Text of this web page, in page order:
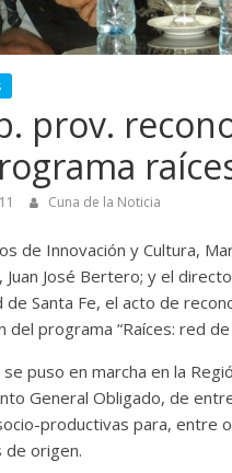
prov.
Cuna de la Noticia
de Innovación y Cultura,
Juan José Bertero; y el
de Santa Fe, el acto de
del programa “Raíces: red
se puso en marcha en la
General Obligado, de
productivas para, entre
de origen.